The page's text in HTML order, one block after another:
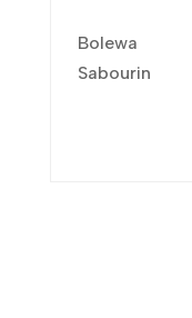
Bolewa
Sabourin